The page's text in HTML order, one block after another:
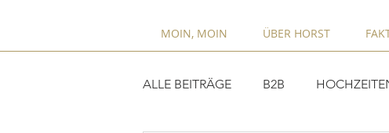
MOIN, MOIN ÜBER HORST
ALLE BEITRÄGE B2B